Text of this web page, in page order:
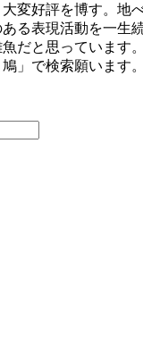
変好評を博す。地
る表現活動を一生
だと思っています
」で検索願います。